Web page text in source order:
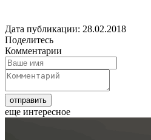
Дата публикации: 28.02.2018
Поделитесь
Комментарии
еще интересное